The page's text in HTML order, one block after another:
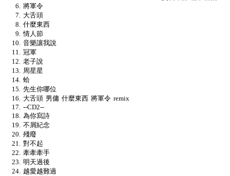
將軍令
大舌頭
什麼東西
情人節
音樂讓我說
冠軍
老子說
周星星
蛤
先生你哪位
大舌頭 男傭 什麼東西 將軍令 remix
--CD2--
為你寫詩
不屑紀念
殘廢
對不起
牽牽牽手
明天過後
越愛越難過